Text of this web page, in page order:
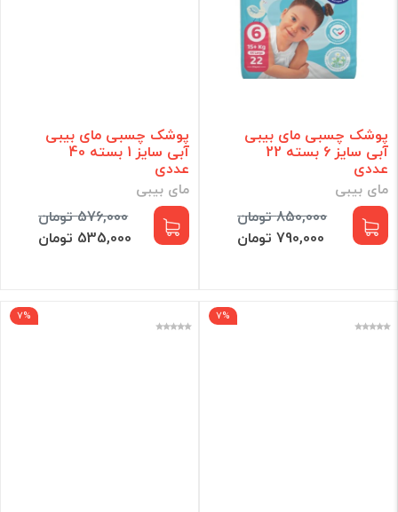
پوشک چسبی مای بیبی
آبی سایز 6 بسته 22
عددی
مای بیبی
850,000 تومان
790,000 تومان
پوشک چسبی مای بیبی
آبی سایز 1 بسته 40
عددی
مای بیبی
576,000 تومان
535,000 تومان
7%
7%